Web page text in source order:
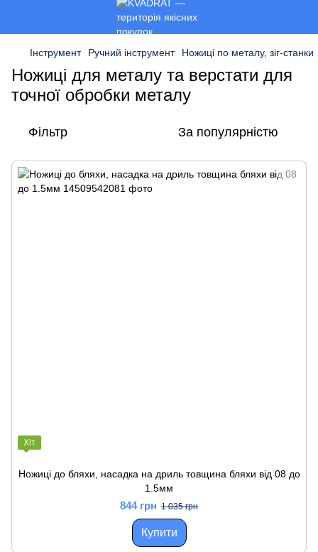
Інструмент Ручний інструмент Ножиці по металу, зіг-станки
Ножиці для металу та верстати для
точної обробки металу
Фільтр За популярністю
Хіт
Ножиці до бляхи, насадка на дриль товщина бляхи від 08 до
1.5мм
844 грн 1 035 грн
Купити